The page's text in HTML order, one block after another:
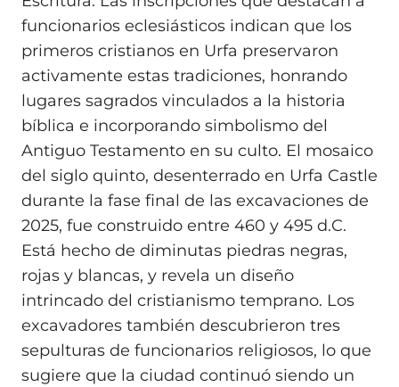
funcionarios eclesiásticos indican que los
primeros cristianos en Urfa preservaron
activamente estas tradiciones, honrando
lugares sagrados vinculados a la historia
bíblica e incorporando simbolismo del
Antiguo Testamento en su culto. El mosaico
del siglo quinto, desenterrado en Urfa Castle
durante la fase final de las excavaciones de
2025, fue construido entre 460 y 495 d.C.
Está hecho de diminutas piedras negras,
rojas y blancas, y revela un diseño
intrincado del cristianismo temprano. Los
excavadores también descubrieron tres
sepulturas de funcionarios religiosos, lo que
sugiere que la ciudad continuó siendo un